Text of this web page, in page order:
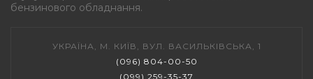
бензинового обладнання.
УКРАЇНА, М. КИЇВ, ВУЛ. ВАСИЛЬКІВСЬКА, 1
(096) 804-00-50
(099) 259-35-37